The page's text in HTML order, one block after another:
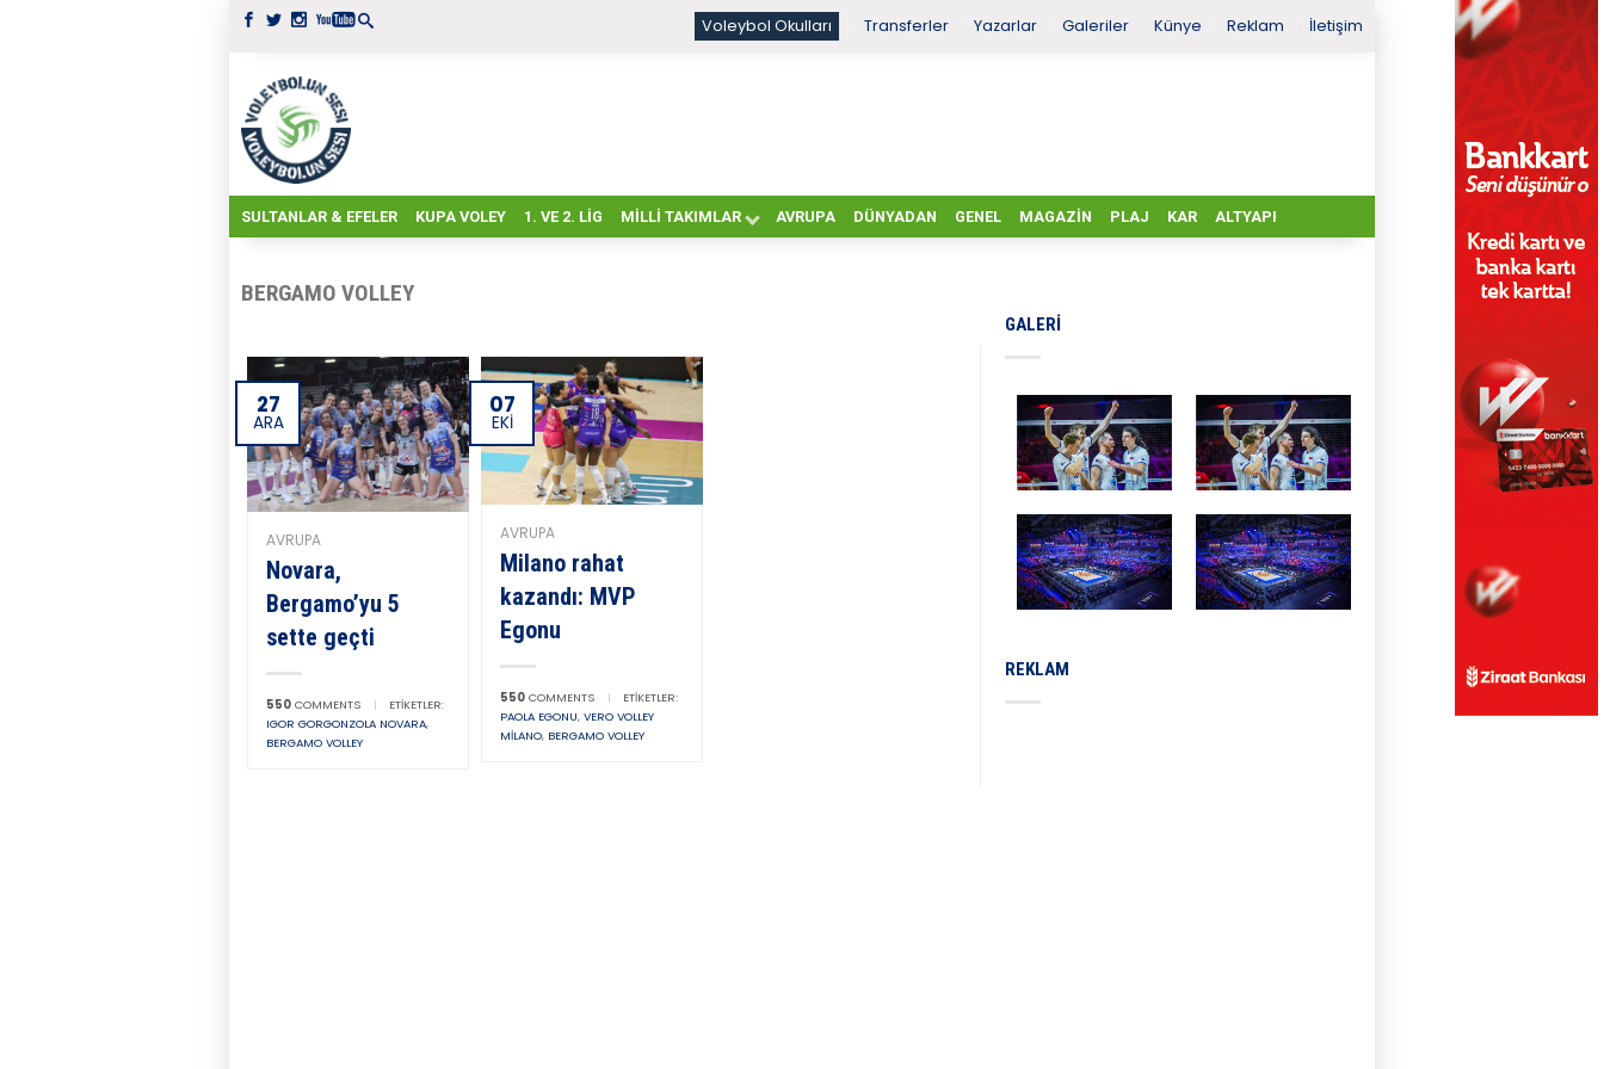
Voleybol Okulları Transferler Yazarlar Galeriler Künye Reklam İletişim
SULTANLAR & EFELER KUPA VOLEY 1. VE 2. LIG MILLI TAKIMLAR AVRUPA DÜNYADAN GENEL MAGAZIN PLAJ KAR ALTYAPI
BERGAMO VOLLEY
27
ARA
AVRUPA
Novara,
Bergamo’yu 5
sette geçti
550 COMMENTS |
ETIKETLER:
IGOR GORGONZOLA NOVARA,
BERGAMO VOLLEY
07
EKI
AVRUPA
Milano rahat
kazandı: MVP
Egonu
550 COMMENTS |
ETIKETLER:
PAOLA EGONU, VERO VOLLEY
MILANO, BERGAMO VOLLEY
GALERI
REKLAM